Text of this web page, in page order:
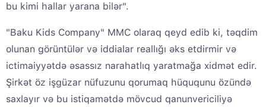
bu kimi hallar yarana bilər".
"Baku Kids Company" MMC olaraq qeyd edib ki, təqdim
olunan görüntülər və iddialar reallığı əks etdirmir və
ictimaiyyətdə əsassız narahatlıq yaratmağa xidmət edir.
Şirkət öz işgüzar nüfuzunu qorumaq hüququnu özündə
saxlayır və bu istiqamətdə mövcud qanunvericiliyə